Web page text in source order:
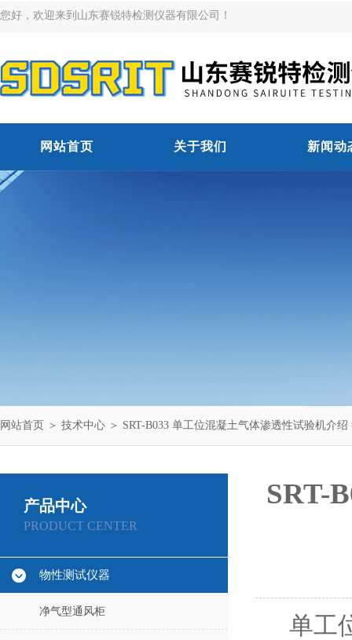
您好，欢迎来到山东赛锐特检测仪器有限公司！
网站首页 关于我们 新闻动
网站首页 ＞ 技术中心 ＞ SRT-B033 单工位混凝土气体渗透性试验机介
产品中心
PRODUCT CENTER
物性测试仪器
净气型通风柜
SRT-
单工